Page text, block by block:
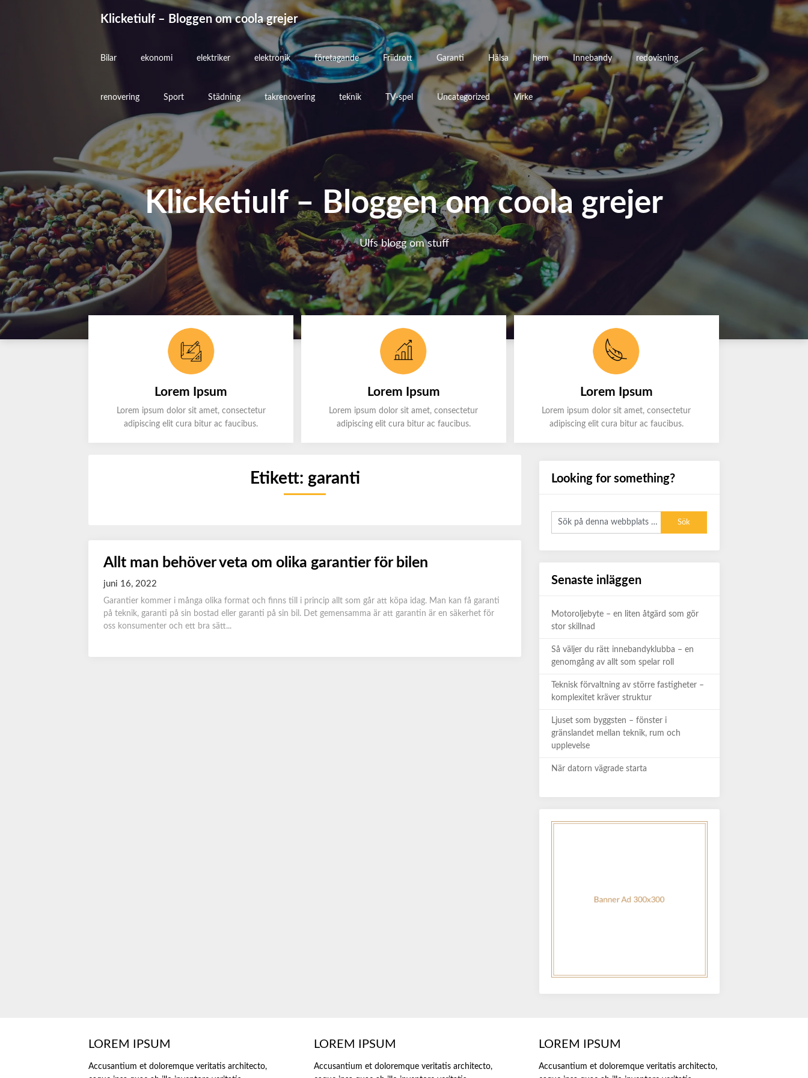
Klicketiulf – Bloggen om coola grejer
Bilar ekonomi elektriker elektronik företagande Friidrott Garanti Hälsa hem Innebandy redovisning
renovering Sport Städning takrenovering teknik TV-spel Uncategorized Virke
Klicketiulf – Bloggen om coola grejer
Ulfs blogg om stuff
Lorem Ipsum
Lorem ipsum dolor sit amet, consectetur
adipiscing elit cura bitur ac faucibus.
Lorem Ipsum
Lorem ipsum dolor sit amet, consectetur
adipiscing elit cura bitur ac faucibus.
Lorem Ipsum
Lorem ipsum dolor sit amet, consectetur
adipiscing elit cura bitur ac faucibus.
Etikett: garanti
Allt man behöver veta om olika garantier för bilen
juni 16, 2022
Garantier kommer i många olika format och finns till i princip allt som går att köpa idag. Man kan få garanti
på teknik, garanti på sin bostad eller garanti på sin bil. Det gemensamma är att garantin är en säkerhet för
oss konsumenter och ett bra sätt...
Looking for something?
Senaste inläggen
Motoroljebyte – en liten åtgärd som gör
stor skillnad
Så väljer du rätt innebandyklubba – en
genomgång av allt som spelar roll
Teknisk förvaltning av större fastigheter –
komplexitet kräver struktur
Ljuset som byggsten – fönster i
gränslandet mellan teknik, rum och
upplevelse
När datorn vägrade starta
LOREM IPSUM
Accusantium et doloremque veritatis architecto,
LOREM IPSUM
Accusantium et doloremque veritatis architecto,
LOREM IPSUM
Accusantium et doloremque veritatis architecto,